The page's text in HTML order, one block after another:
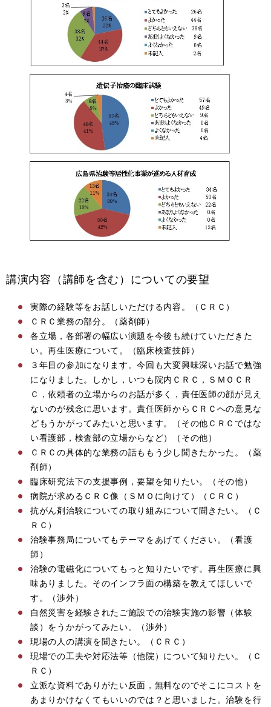
講演内容（講師を含む）についての要望
実際の経験等をお話しいただける内容。（ＣＲＣ）
ＣＲＣ業務の部分。（薬剤師）
各立場，各部署の幅広い演題を今後も続けていただきた
い。再生医療について。（臨床検査技師）
３年目の参加になります。今回も大変興味深いお話で勉強
になりました。しかし，いつも院内ＣＲＣ，ＳＭＯＣＲ
Ｃ，依頼者の立場からのお話が多く，責任医師の顔が見え
ないのが残念に思います。責任医師からＣＲＣへの意見な
どもうかがってみたいと思います。（その他ＣＲＣではな
い看護部，検査部の立場からなど）（その他）
ＣＲＣの具体的な業務の話ももう少し聞きたかった。（薬
剤師）
臨床研究法下の支援事例，要望を知りたい。（その他）
病院が求めるＣＲＣ像（ＳＭＯに向けて）（ＣＲＣ）
抗がん剤治験についての取り組みについて聞きたい。（Ｃ
ＲＣ）
治験事務局についてもテーマをあげてください。（看護
師）
治験の電磁化についてもっと知りたいです。再生医療に興
味ありました。そのインフラ面の構築を教えてほしいで
す。（渉外）
自然災害を経験されたご施設での治験実施の影響（体験
談）をうかがってみたい。（渉外）
現場の人の講演を聞きたい。（ＣＲＣ）
現場での工夫や対応法等（他院）について知りたい。（Ｃ
ＲＣ）
立派な資料でありがたい反面，無料なのでそこにコストを
あまりかけなくてもいいのでは？と思いました。治験を行